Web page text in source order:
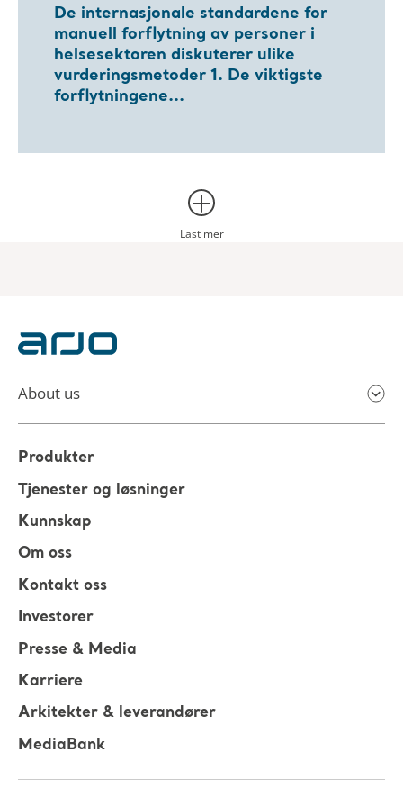
De internasjonale standardene for
manuell forflytning av personer i
helsesektoren diskuterer ulike
vurderingsmetoder 1. De viktigste
forflytningene...
Last mer
About us
Produkter
Tjenester og løsninger
Kunnskap
Om oss
Kontakt oss
Investorer
Presse & Media
Karriere
Arkitekter & leverandører
MediaBank